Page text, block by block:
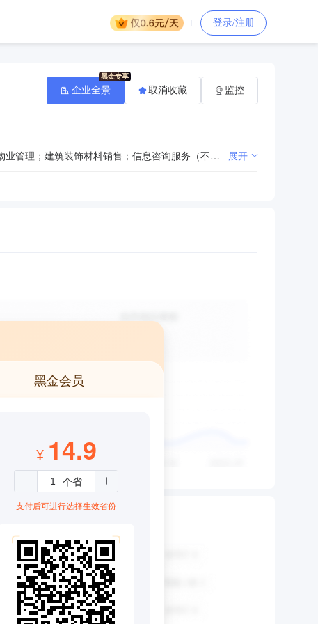
登录/注册
一般项目：旅游开发项目策划咨询；旅行社服务网点旅游招徕、咨询服务；以自有资金从事投资活动；物业管理；建筑装饰材料销售；信息咨询服务（不含许可类信息咨询服务）；货物进出口；技术进出口；日用百货销售；日用品销售；工艺美术品及礼仪用品销售（象牙及其制品除外）；建筑材料销售；体育用品及器材零售；体育用品设备出租；养生保健服务（非医疗）；洗染服务；国内贸易代理；会议及展览服务；互联网销售（除销售需要许可的商品）。（除依法须经批准的项目外，凭营业执照依法自主开展经营活动）许可项目：旅游业务；房地产开发经营；住宅室内装饰装修；建设工程施工；船员、引航员培训；食品销售；烟草制品零售；酒类经营；食品互联网销售；餐饮服务；洗浴服务；生活美容服务；足浴服务；歌舞娱乐活动；高危险性体育运动（游泳）；游艺娱乐活动；住宿服务。（依法须经批准的项目，经相关部门批准后方可开展经营活动，具体经营项目以相关部门批准文件或许可证件为准）
展开
企业全景 取消收藏 监控
黑金会员
¥ 14.9
支付后可进行选择生效省份